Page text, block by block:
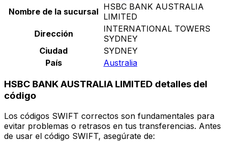
Nombre de la sucursal HSBC BANK AUSTRALIA
LIMITED
Dirección
INTERNATIONAL TOWERS
SYDNEY
Ciudad
SYDNEY
País
Australia
HSBC BANK AUSTRALIA LIMITED detalles del
código
Los códigos SWIFT correctos son fundamentales para
evitar problemas o retrasos en tus transferencias. Antes
de usar el código SWIFT, asegúrate de: